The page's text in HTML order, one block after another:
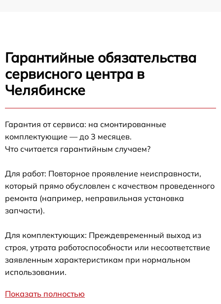
Гарантийные обязательства
сервисного центра в
Челябинске
Гарантия от сервиса: на смонтированные
комплектующие — до 3 месяцев.
Что считается гарантийным случаем?
Для работ: Повторное проявление неисправности,
который прямо обусловлен с качеством проведенного
ремонта (например, неправильная установка
запчасти).
Для комплектующих: Преждевременный выход из
строя, утрата работоспособности или несоответствие
заявленным характеристикам при нормальном
использовании.
Показать полностью